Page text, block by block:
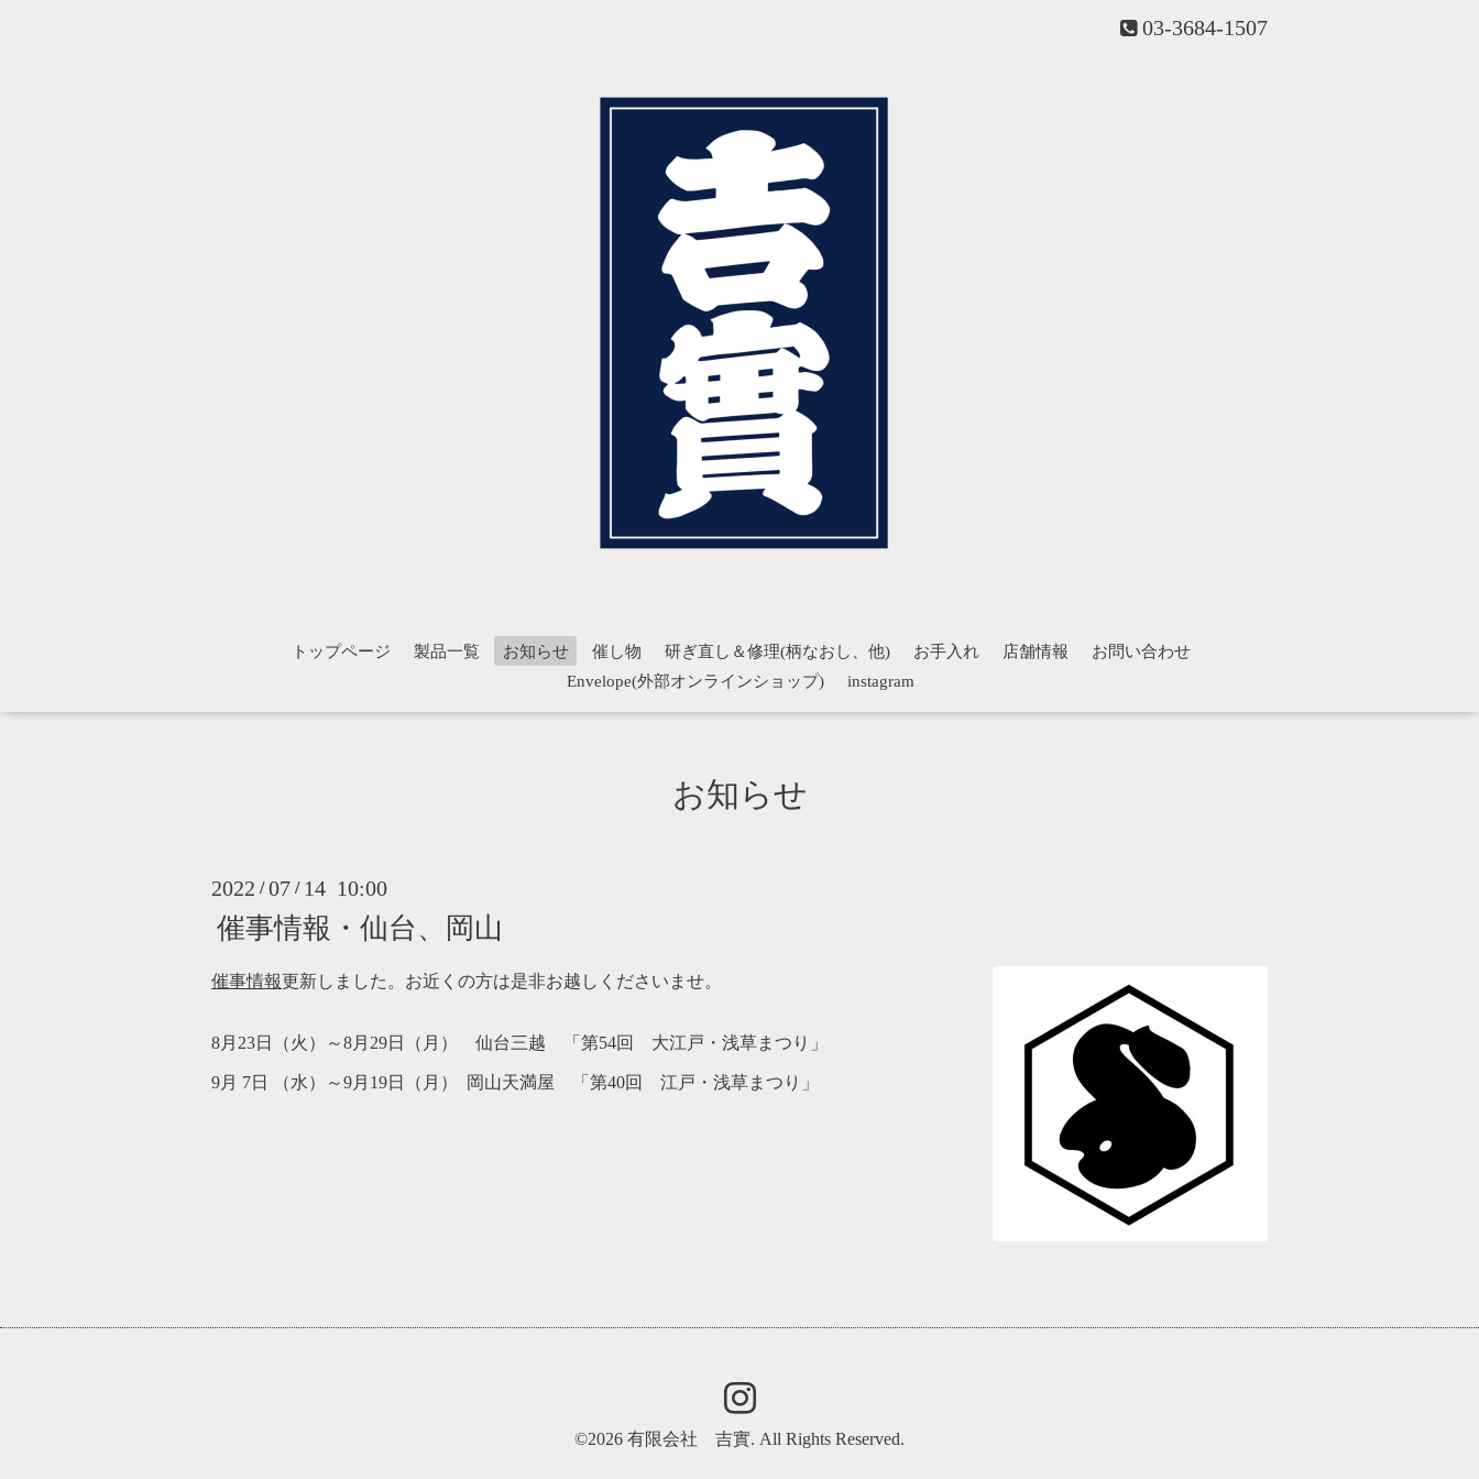
03-3684-1507
トップページ 製品一覧 お知らせ 催し物 研ぎ直し＆修理(柄なおし、他) お手入れ 店舗情報
お問い合わせ
Envelope(外部オンラインショップ)
instagram
お知らせ
2022 /07 / 14 10:00
催事情報・仙台、岡山
催事情報更新しました。お近くの方は是非お越しくださいませ。
8月23日（火）～8月29日（月） 仙台三越 「第54回 大江戸・浅草まつり」
9月 7日 （水）～9月19日（月） 岡山天満屋 「第40回 江戸・浅草まつり」
©2026 有限会社 吉實. All Rights Reserved.